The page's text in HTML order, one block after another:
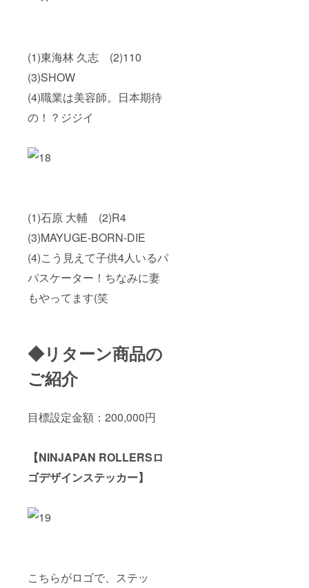
(1)東海林 久志 (2)110
(3)SHOW
(4)職業は美容師。日本期待
の！？ジジイ
(1)石原 大輔 (2)R4
(3)MAYUGE-BORN-DIE
(4)こう見えて子供4人いるパ
パスケーター！ちなみに妻
もやってます(笑
◆リターン商品の
ご紹介
目標設定金額：200,000円
【NINJAPAN ROLLERSロ
ゴデザインステッカー】
こちらがロゴで、ステッ